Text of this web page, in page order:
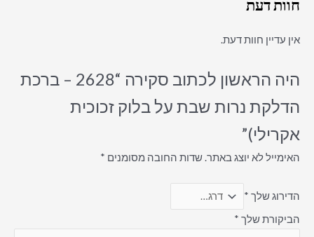
חוות דעת
אין עדיין חוות דעת.
היה הראשון לכתוב סקירה “2628 – ברכת
הדלקת נרות שבת על בלוק זכוכית
אקרילי)”
האימייל לא יוצג באתר.שדות החובה מסומנים *
הדירוג שלך *
הביקורת שלך *